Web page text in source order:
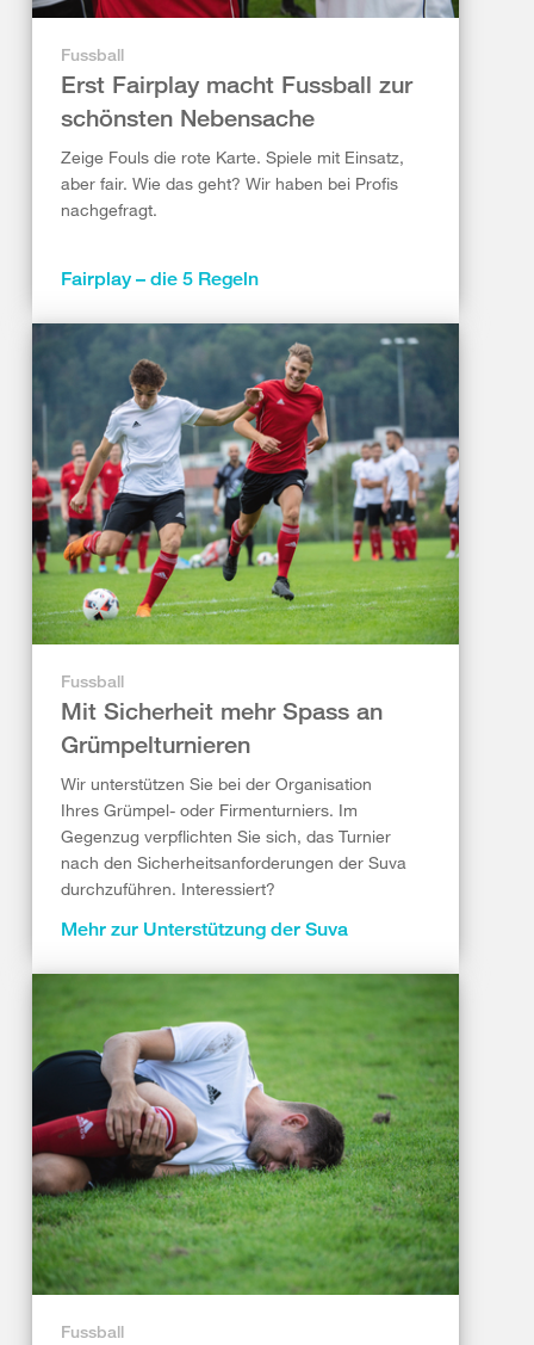
Fussball
Erst Fairplay macht Fussball zur
schönsten Nebensache
Zeige Fouls die rote Karte. Spiele mit Einsatz,
aber fair. Wie das geht? Wir haben bei Profis
nachgefragt.
Fairplay – die 5 Regeln
Fussball
Mit Sicherheit mehr Spass an
Grümpelturnieren
Wir unterstützen Sie bei der Organisation
Ihres Grümpel- oder Firmenturniers. Im
Gegenzug verpflichten Sie sich, das Turnier
nach den Sicherheitsanforderungen der Suva
durchzuführen. Interessiert?
Mehr zur Unterstützung der Suva
Fussball